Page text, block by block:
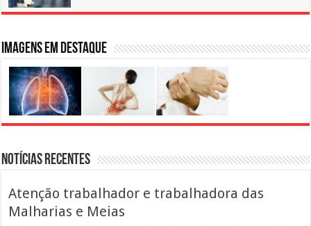
de
do
Trabalho
Imagens em destaque
Notícias Recentes
Atenção trabalhador e trabalhadora das
Malharias e Meias